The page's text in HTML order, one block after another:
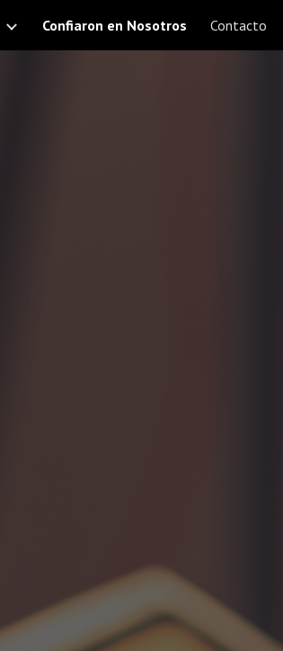
Skip to navigation
Confiaron en Nosotros Contacto